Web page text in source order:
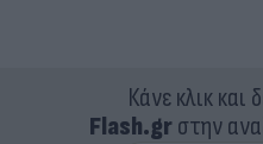
Κάνε κλικ και
Flash.grστην